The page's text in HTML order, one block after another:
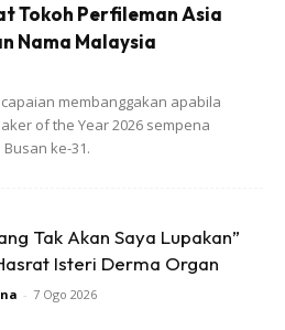
Tokoh Perfileman Asia
Nama Malaysia
membanggakan apabila
of the Year 2026 sempena
ke-31.
Tak Akan Saya Lupakan”
Isteri Derma Organ
- 7 Ogo 2026